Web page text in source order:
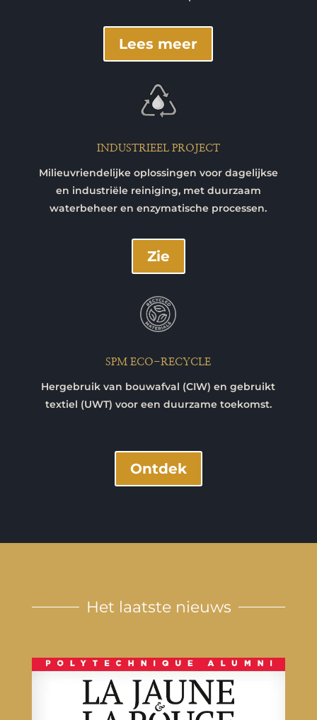
Lees meer
INDUSTRIEEL PROJECT
Milieuvriendelijke oplossingen voor dagelijkse
en industriële reiniging, met duurzaam
waterbeheer en enzymatische processen.
Zie
SPM ECO-RECYCLE
Hergebruik van bouwafval (CIW) en gebruikt
textiel (UWT) voor een duurzame toekomst.
Ontdek
Het laatste nieuws